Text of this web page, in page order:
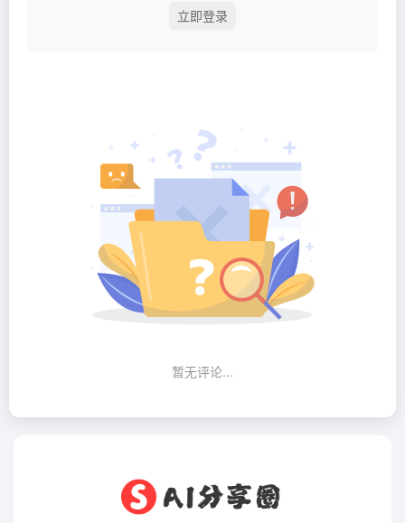
立即登录
暂无评论...